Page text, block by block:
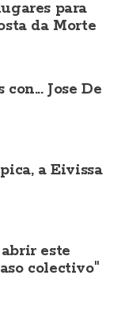
para
da Morte
Jose De
a Eivissa
este
colectivo"